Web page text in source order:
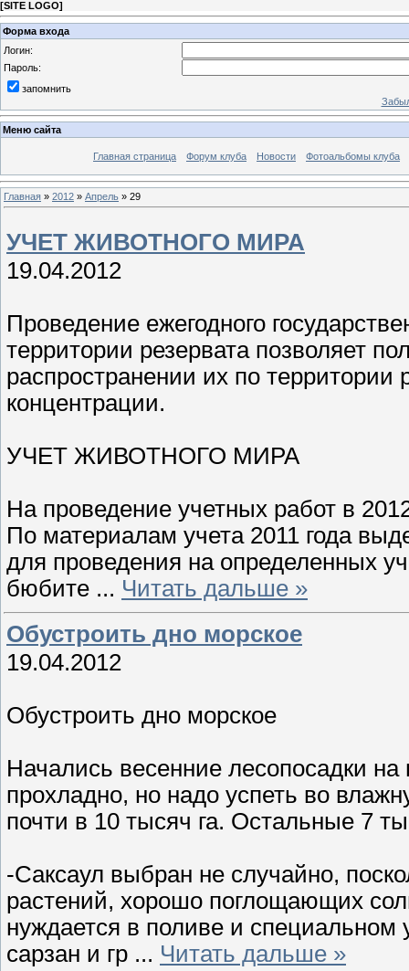
[SITE LOGO]
Форма входа
Логин:
Пароль:
запомнить
Меню сайта
Главная страница Форум клуба Новости Фотоальбомы клуба
Главная » 2012 » Апрель » 29
УЧЕТ ЖИВОТНОГО МИРА
19.04.2012
Проведение ежегодного
территории резервата позволяет
распространении их по территории
концентрации.
УЧЕТ ЖИВОТНОГО МИРА
На проведение учетных работ в
По материалам учета 2011 года
для проведения на определенных
бюбите ... Читать дальше »
Обустроить дно морское
19.04.2012
Обустроить дно морское
Начались весенние лесопосадки
прохладно, но надо успеть во
почти в 10 тысяч га. Остальные 7
-Саксаул выбран не случайно,
растений, хорошо поглощающих
нуждается в поливе и
сарзан и гр ... Читать дальше »